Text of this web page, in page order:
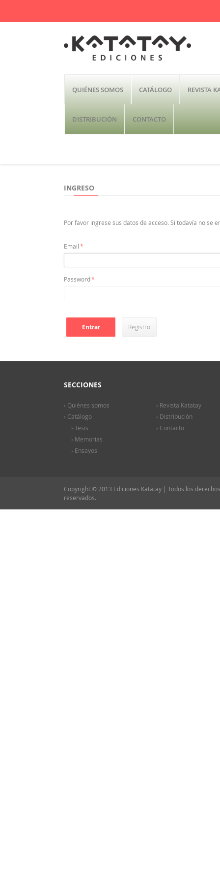
QUIÉNES SOMOS CATÁLOGO REVISTA
DISTRIBUCIÓN CONTACTO
INGRESO
Por favor ingrese sus datos de acceso. Si todavía no
Email
Password
Registro
SECCIONES
› Quiénes somos
› Catálogo
› Tesis
› Memorias
› Ensayos
› Revista Katatay
› Distribución
› Contacto
Copyright © 2013 Ediciones Katatay | Todos los derechos
reservados.